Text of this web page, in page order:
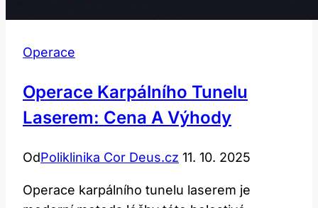
Operace
Operace Karpálního Tunelu
Laserem: Cena A Výhody
OdPoliklinika Cor Deus.cz 11. 10. 2025
Operace karpálního tunelu laserem je